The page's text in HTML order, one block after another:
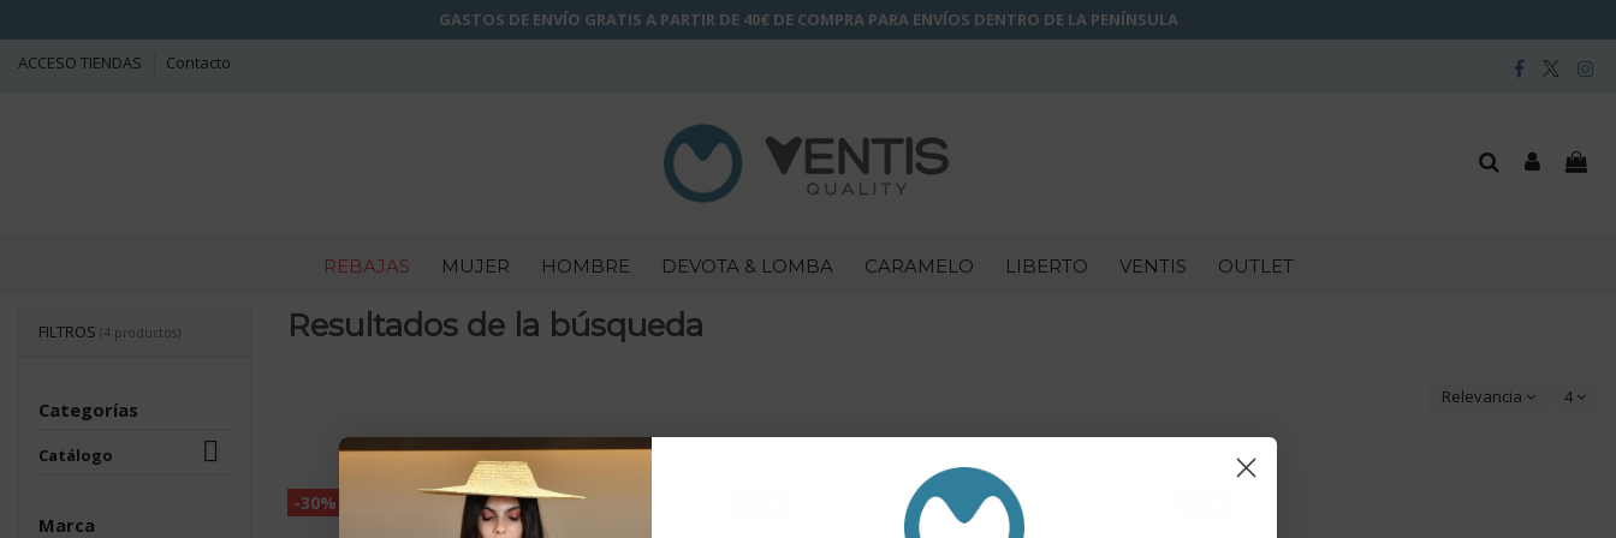
GASTOS DE ENVÍO GRATIS A PARTIR DE 40€ DE COMPRA PARA ENVÍOS DENTRO DE LA PENÍNSULA
ACCESO TIENDAS
Contacto
REBAJAS MUJER HOMBRE DEVOTA & LOMBA CARAMELO LIBERTO VENTIS OUTLET
Resultados de la búsqueda
Relevancia 4
-30%
FILTROS(4 productos)
Categorías

Catálogo
Marca